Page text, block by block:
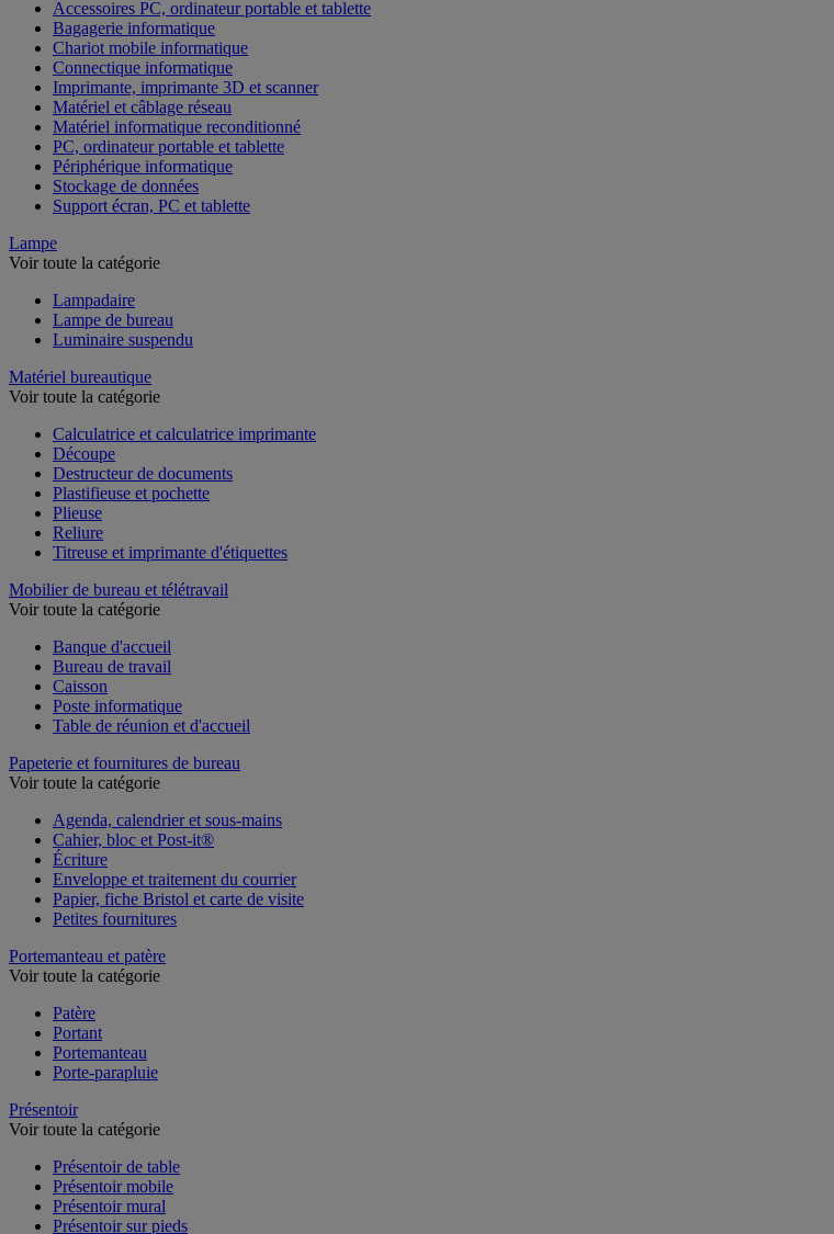
Accessoires PC, ordinateur portable et tablette
Bagagerie informatique
Chariot mobile informatique
Connectique informatique
Imprimante, imprimante 3D et scanner
Matériel et câblage réseau
Matériel informatique reconditionné
PC, ordinateur portable et tablette
Périphérique informatique
Stockage de données
Lampe
Lampadaire
Lampe de bureau
Matériel bureautique
Calculatrice et calculatrice imprimante
Découpe
Destructeur de documents
Plastifieuse et pochette
Plieuse
Reliure
Mobilier de bureau et télétravail
Banque d'accueil
Bureau de travail
Caisson
Poste informatique
Papeterie et fournitures de bureau
Agenda, calendrier et sous-mains
Cahier, bloc et Post-it®
Écriture
Enveloppe et traitement du courrier
Papier, fiche Bristol et carte de visite
Portemanteau et patère
Patère
Portant
Portemanteau
Présentoir
Présentoir de table
Présentoir mobile
Présentoir mural